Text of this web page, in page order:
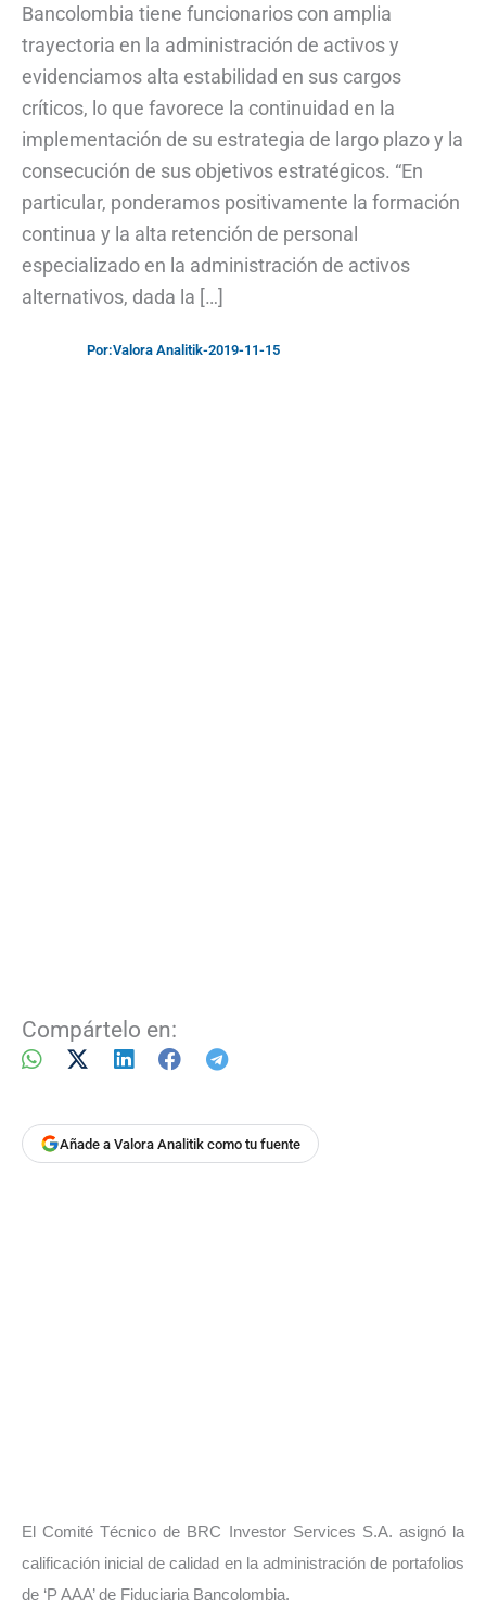
Bancolombia tiene funcionarios con amplia
trayectoria en la administración de activos y
evidenciamos alta estabilidad en sus cargos
críticos, lo que favorece la continuidad en la
implementación de su estrategia de largo plazo y la
consecución de sus objetivos estratégicos. “En
particular, ponderamos positivamente la formación
continua y la alta retención de personal
especializado en la administración de activos
alternativos, dada la […]
Por:Valora Analitik-2019-11-15
Compártelo en:
Añade a Valora Analitik como tu fuente
El Comité Técnico de BRC Investor Services S.A. asignó la
calificación inicial de calidad en la administración de portafolios
de ‘P AAA’ de Fiduciaria Bancolombia.